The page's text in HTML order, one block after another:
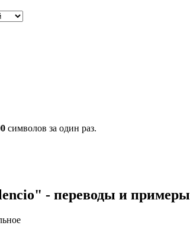
символов за один раз.
- переводы и примеры